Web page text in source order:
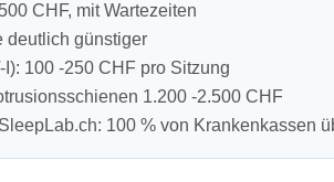
CHF, mit Wartezeiten
deutlich günstiger
100 -250 CHF pro Sitzung
1.200 -2.500 CHF
100 % von Krankenkassen